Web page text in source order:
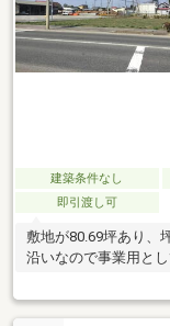
建築条件なし
即引渡し可
敷地が80.69坪あり、
沿いなので事業用と